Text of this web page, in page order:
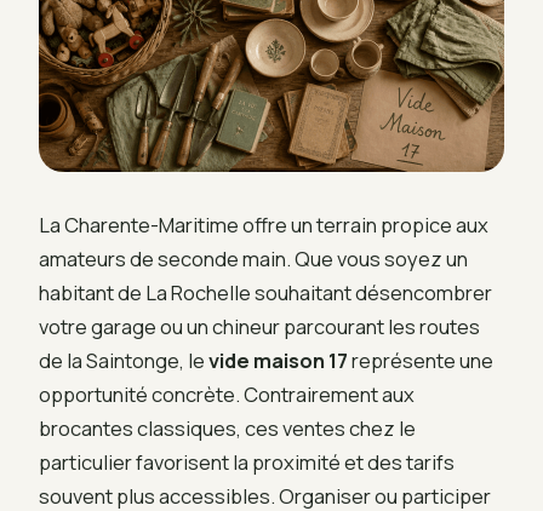
La Charente-Maritime offre un terrain propice aux
amateurs de seconde main. Que vous soyez un
habitant de La Rochelle souhaitant désencombrer
votre garage ou un chineur parcourant les routes
de la Saintonge, levide maison 17représente une
opportunité concrète. Contrairement aux
brocantes classiques, ces ventes chez le
particulier favorisent la proximité et des tarifs
souvent plus accessibles. Organiser ou participer